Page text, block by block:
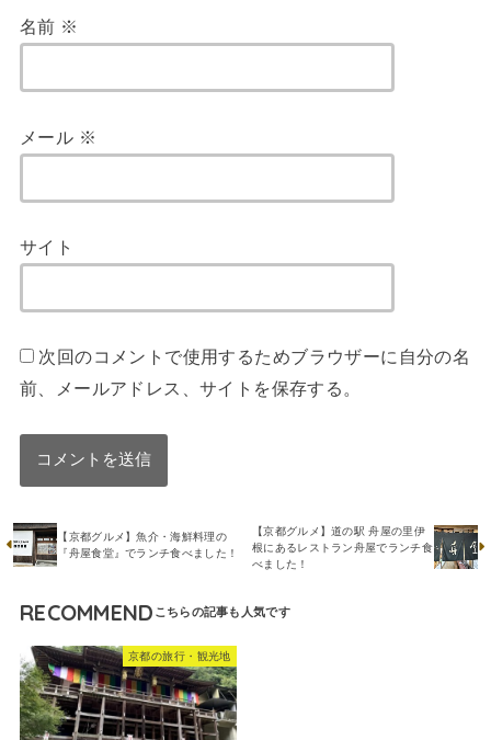
名前 ※
メール ※
サイト
次回のコメントで使用するためブラウザーに自分の名
前、メールアドレス、サイトを保存する。
【京都グルメ】魚介・海鮮料理の
『舟屋食堂』でランチ食べました！
【京都グルメ】道の駅 舟屋の里伊
根にあるレストラン舟屋でランチ食
べました！
RECOMMEND
京都の旅行・観光地